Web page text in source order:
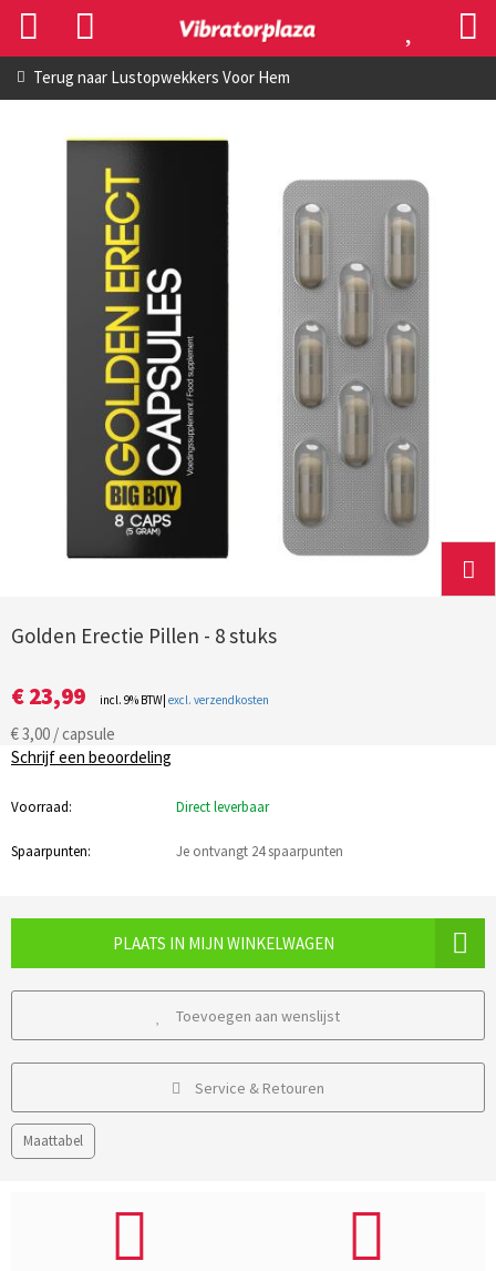
Terug naar Lustopwekkers Voor Hem
Golden Erectie Pillen - 8 stuks
€ 23,99 incl. 9% BTW| excl. verzendkosten
€ 3,00 / capsule
Schrijf een beoordeling
Voorraad: Direct leverbaar
Spaarpunten: Je ontvangt 24 spaarpunten
PLAATS IN MIJN WINKELWAGEN
Toevoegen aan wenslijst
Service & Retouren
Maattabel